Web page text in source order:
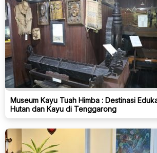
Museum Kayu Tuah Himba : Destinasi
Hutan dan Kayu di Tenggarong